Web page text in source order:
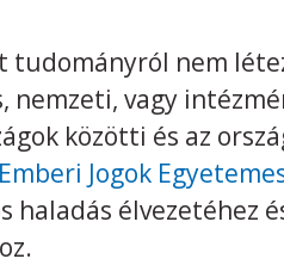
tudományról nem
nemzeti, vagy
közötti és az
Emberi Jogok
élvezetéhez